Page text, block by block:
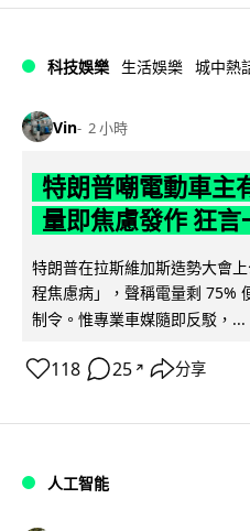
科技娛樂 生活娛樂 城中熱
Vin 2 小時
特朗普嘲電動車主
量即焦慮發作 狂
特朗普在拉斯維加斯造勢大會
程焦慮病」，聲稱電量剩 75%
制令。惟專業車媒隨即反駁，...
118 25 ↗ 分享
人工智能